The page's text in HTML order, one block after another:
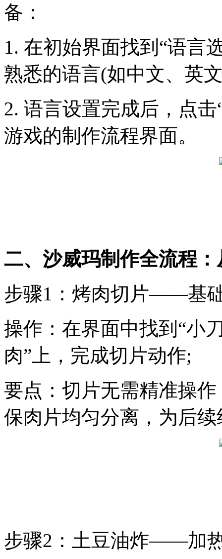
备：
1. 在初始界面找到“语言
熟悉的语言(如中文、英
2. 语言设置完成后，点
游戏的制作流程界面。
二、沙威玛制作全流程
步骤1：烤肉切片——基
操作：在界面中找到“小
肉”上，完成切片动作;
要点：切片无需精准操
保肉片均匀分离，为后
步骤2：土豆油炸——加